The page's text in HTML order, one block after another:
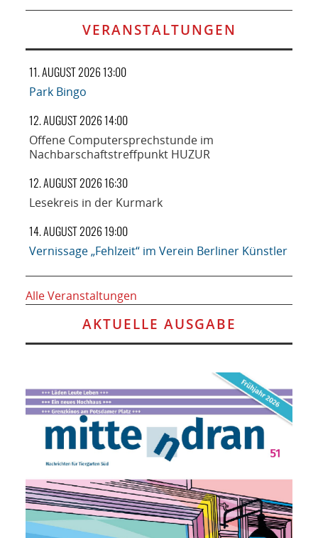
VERANSTALTUNGEN
11. AUGUST 2026 13:00
Park Bingo
12. AUGUST 2026 14:00
Offene Computersprechstunde im
Nachbarschaftstreffpunkt HUZUR
12. AUGUST 2026 16:30
Lesekreis in der Kurmark
14. AUGUST 2026 19:00
Vernissage „Fehlzeit“ im Verein Berliner Künstler
Alle Veranstaltungen
AKTUELLE AUSGABE